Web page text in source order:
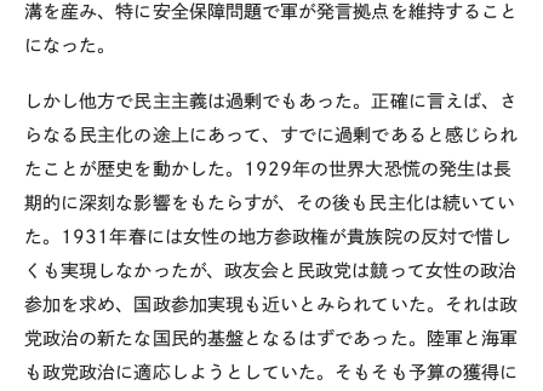
溝を産み、特に安全保障問題で軍が発言拠点を維持すること
になった。
しかし他方で民主主義は過剰でもあった。正確に言えば、さ
らなる民主化の途上にあって、すでに過剰であると感じられ
たことが歴史を動かした。1929年の世界大恐慌の発生は長
期的に深刻な影響をもたらすが、その後も民主化は続いてい
た。1931年春には女性の地方参政権が貴族院の反対で惜し
くも実現しなかったが、政友会と民政党は競って女性の政治
参加を求め、国政参加実現も近いとみられていた。それは政
党政治の新たな国民的基盤となるはずであった。陸軍と海軍
も政党政治に適応しようとしていた。そもそも予算の獲得に